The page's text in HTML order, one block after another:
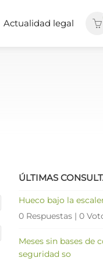
Actualidad legal
ÚLTIMAS
Hueco bajo la
0 Respuestas | 0
Meses sin bases de
seguridad so